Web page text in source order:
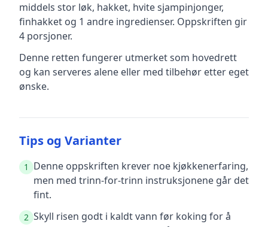
middels stor løk, hakket, hvite sjampinjonger,
finhakket og 1 andre ingredienser. Oppskriften gir
4 porsjoner.
Denne retten fungerer utmerket som hovedrett
og kan serveres alene eller med tilbehør etter eget
ønske.
Tips og Varianter
1
Denne oppskriften krever noe kjøkkenerfaring,
men med trinn-for-trinn instruksjonene går det
fint.
2 Skyll risen godt i kaldt vann før koking for å